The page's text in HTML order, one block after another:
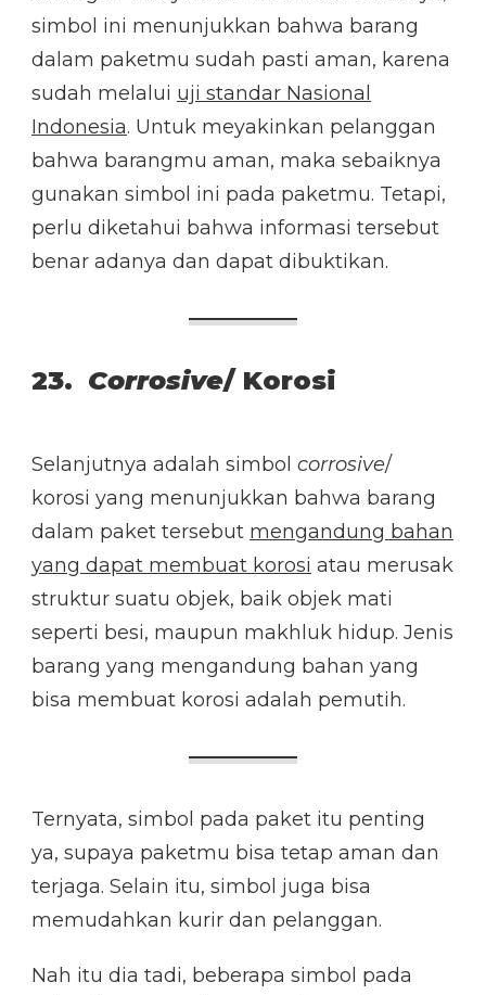
simbol ini menunjukkan bahwa barang
dalam paketmu sudah pasti aman, karena
sudah melalui uji standar Nasional
Indonesia. Untuk meyakinkan pelanggan
bahwa barangmu aman, maka sebaiknya
gunakan simbol ini pada paketmu. Tetapi,
perlu diketahui bahwa informasi tersebut
benar adanya dan dapat dibuktikan.
23. Corrosive/ Korosi
Selanjutnya adalah simbol corrosive/
korosi yang menunjukkan bahwa barang
dalam paket tersebut mengandung bahan
yang dapat membuat korosi atau merusak
struktur suatu objek, baik objek mati
seperti besi, maupun makhluk hidup. Jenis
barang yang mengandung bahan yang
bisa membuat korosi adalah pemutih.
Ternyata, simbol pada paket itu penting
ya, supaya paketmu bisa tetap aman dan
terjaga. Selain itu, simbol juga bisa
memudahkan kurir dan pelanggan.
Nah itu dia tadi, beberapa simbol pada